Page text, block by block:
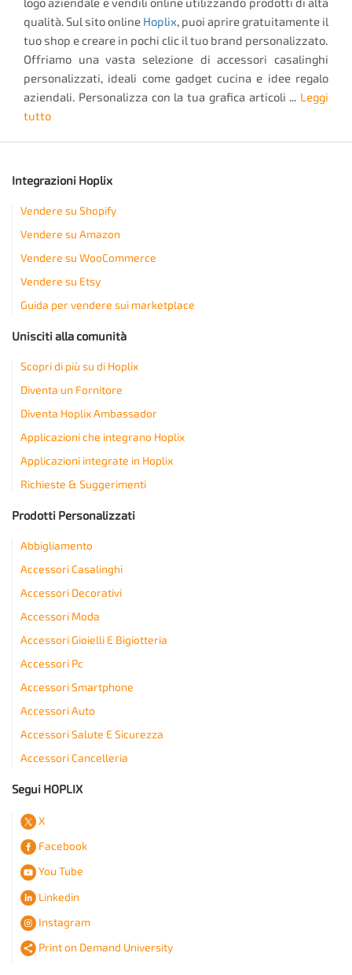
logo aziendale e vendili online utilizzando prodotti di alta
qualità. Sul sito online Hoplix, puoi aprire gratuitamente il
tuo shop e creare in pochi clic il tuo brand personalizzato.
Offriamo una vasta selezione di accessori casalinghi
personalizzati, ideali come gadget cucina e idee regalo
aziendali. Personalizza con la tua grafica articoli ... Leggi
tutto
Integrazioni Hoplix
Vendere su Shopify
Vendere su Amazon
Vendere su WooCommerce
Vendere su Etsy
Guida per vendere sui marketplace
Unisciti alla comunità
Scopri di più su di Hoplix
Diventa un Fornitore
Diventa Hoplix Ambassador
Applicazioni che integrano Hoplix
Applicazioni integrate in Hoplix
Richieste & Suggerimenti
Prodotti Personalizzati
Abbigliamento
Accessori Casalinghi
Accessori Decorativi
Accessori Moda
Accessori Gioielli E Bigiotteria
Accessori Pc
Accessori Smartphone
Accessori Auto
Accessori Salute E Sicurezza
Accessori Cancelleria
Segui HOPLIX
X
Facebook
You Tube
Linkedin
Instagram
Print on Demand University